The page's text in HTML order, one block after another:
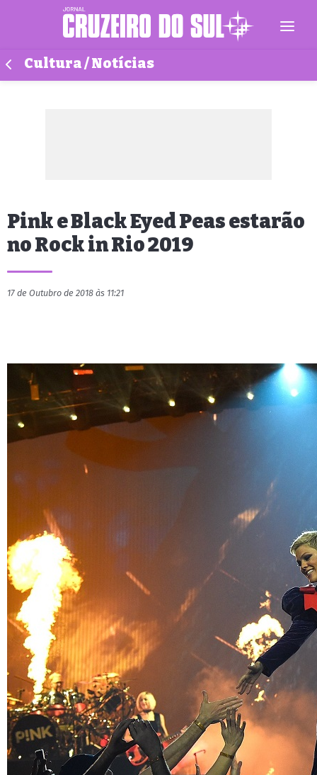
Cultura / Notícias
Pink e Black Eyed Peas estarão
no Rock in Rio 2019
17 de Outubro de 2018 às 11:21